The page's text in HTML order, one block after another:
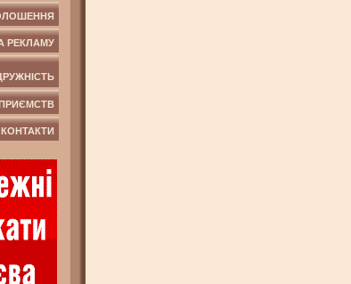
РЕКЛАМУ
КОНТАКТИ